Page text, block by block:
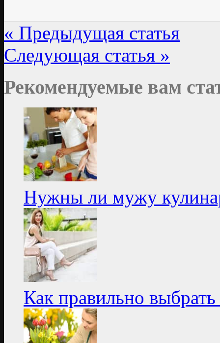
« Предыдущая статья
Следующая статья »
Рекомендуемые вам
Нужны ли мужу
Как правильно